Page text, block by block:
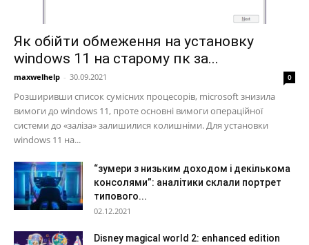
Як обійти обмеження на установку
windows 11 на старому пк за...
maxwelhelp - 30.09.2021 0
Розширивши список сумісних процесорів, microsoft знизила
вимоги до windows 11, проте основні вимоги операційної
системи до «заліза» залишилися колишніми. Для установки
windows 11 на...
“зумери з низьким доходом і декількома
консолями”: аналітики склали портрет
типового...
02.12.2021
Disney magical world 2: enhanced edition